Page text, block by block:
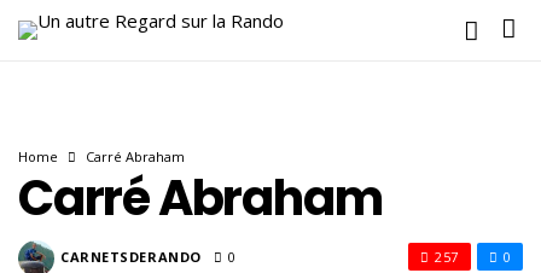
Home Carré Abraham
Carré Abraham
CARNETSDERANDO 0 0
257